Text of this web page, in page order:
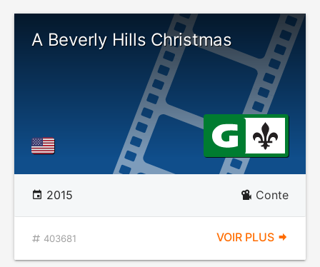
A Beverly Hills Christmas
2015 Conte
403681 VOIR PLUS